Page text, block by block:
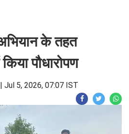
के तहत
पौधारोपण
| Jul 5, 2026, 07:07 IST